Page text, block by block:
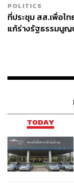
POLITICS
ที่ประชุม สส.เพื่อไ
แก้ร่างรัฐธรรมนู
TODAY